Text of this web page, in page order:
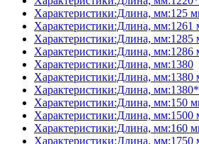
Характеристики:Длина, мм:125
Характеристики:Длина, мм:1261
Характеристики:Длина, мм:1285
Характеристики:Длина, мм:1286
Характеристики:Длина, мм:1380
Характеристики:Длина, мм:1380
Характеристики:Длина,
Характеристики:Длина, мм:150
Характеристики:Длина, мм:1500
Характеристики:Длина, мм:160
Характеристики:Длина, мм:1750